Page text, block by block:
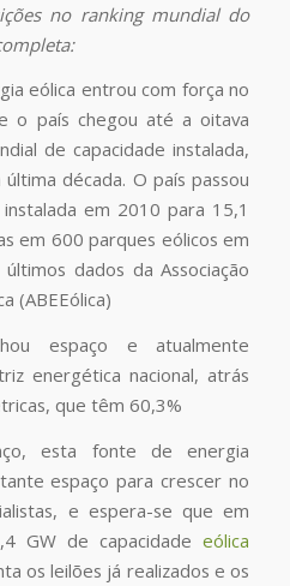
no ranking mundial do
eólica entrou com força no
o país chegou até a oitava
de capacidade instalada,
década. O país passou
em 2010 para 15,1
em 600 parques eólicos em
dados da Associação
(ABEEólica)
espaço e atualmente
energética nacional, atrás
que têm 60,3%
esta fonte de energia
espaço para crescer no
e espera-se que em
GW de capacidadeeólica
os leilões já realizados e os